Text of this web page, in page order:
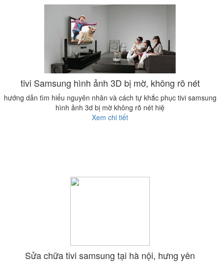
tivi Samsung hình ảnh 3D bị mờ, không rõ nét
hướng dẫn tìm hiểu nguyên nhân và cách tự khắc phục tivi samsung
hình ảnh 3d bị mờ không rõ nét hiệ
Xem chi tiết
Sửa chữa tivi samsung tại hà nội, hưng yên